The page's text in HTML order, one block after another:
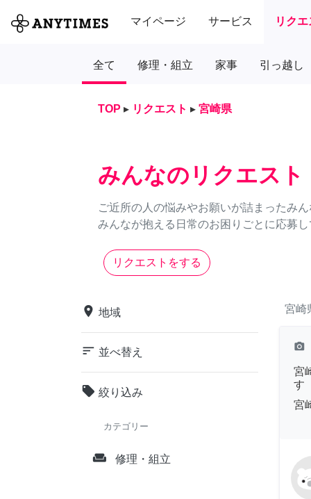
マイページ サービス リク
全て 修理・組立 家事 引っ越し
TOP ▸ リクエスト ▸ 宮崎県
みんなのリクエスト
ご近所の人の悩みやお願いが詰まったみ
みんなが抱える日常のお困りごとに応募
リクエストをする
place 地域
sort 並べ替え
local_offer 絞り込み
カテゴリー
weekend 修理・組立
宮崎
camera_alt
宮
す
宮